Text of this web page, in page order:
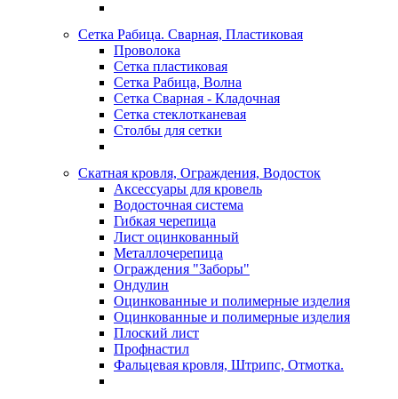
Сетка Рабица. Сварная, Пластиковая
Проволока
Сетка пластиковая
Сетка Рабица, Волна
Сетка Сварная - Кладочная
Сетка стеклотканевая
Столбы для сетки
Скатная кровля, Ограждения, Водосток
Аксессуары для кровель
Водосточная система
Гибкая черепица
Лист оцинкованный
Металлочерепица
Ограждения "Заборы"
Ондулин
Оцинкованные и полимерные изделия
Оцинкованные и полимерные изделия
Плоский лист
Профнастил
Фальцевая кровля, Штрипс, Отмотка.